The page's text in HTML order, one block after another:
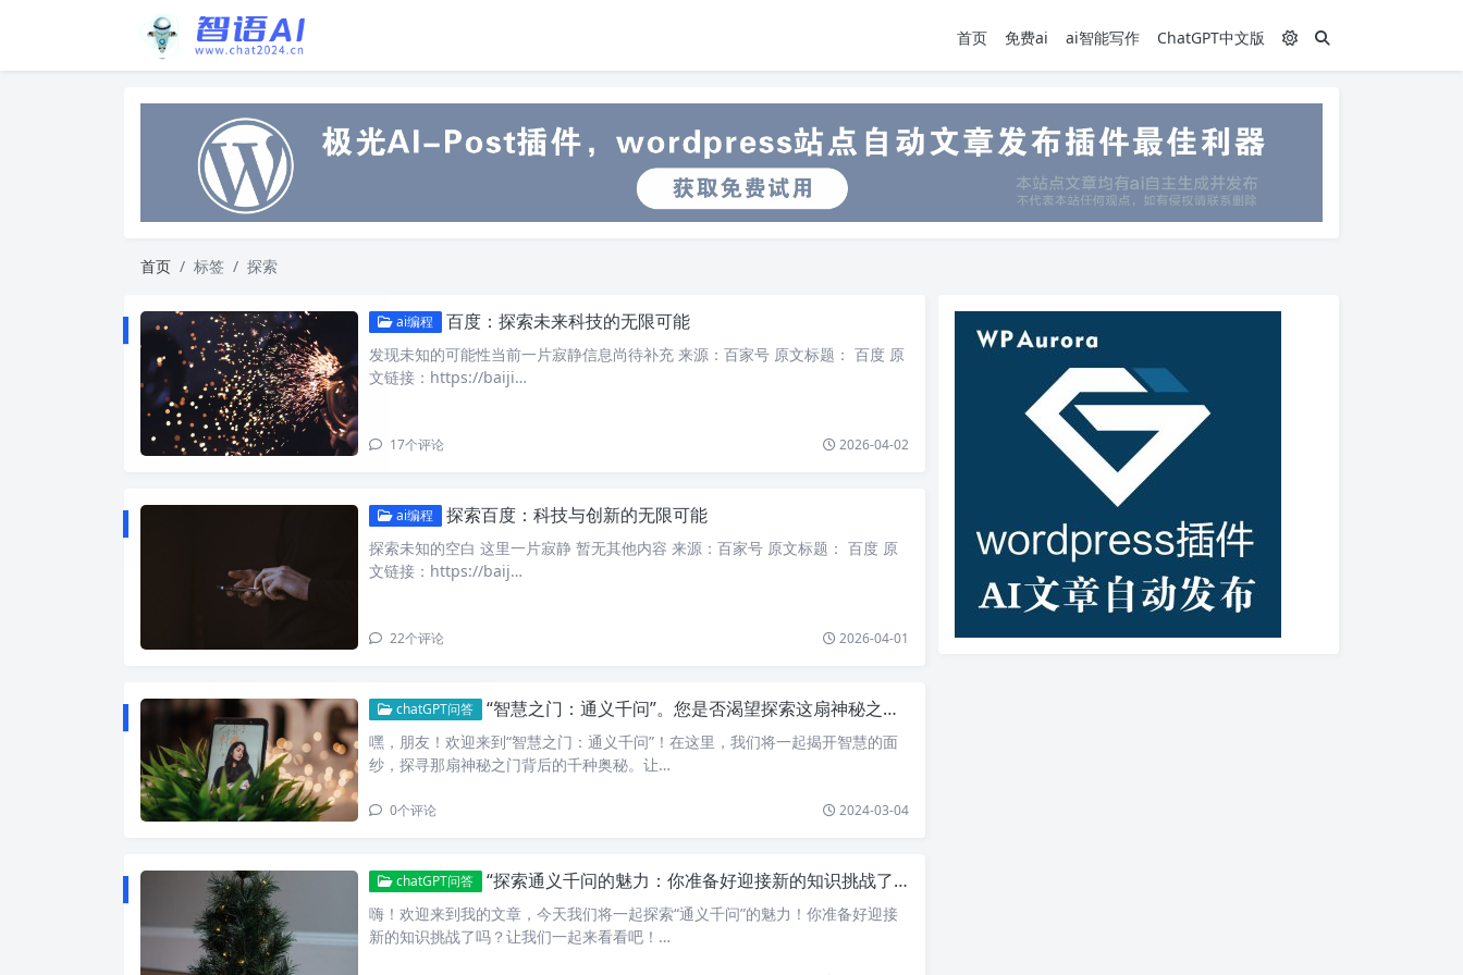
首页 免费ai ai智能写作 ChatGPT中文版
首页 标签 探索
ai编程 百度：探索未来科技的无限可能
发现未知的可能性当前一片寂静信息尚待补充 来源：百家号 原文标题： 百度 原
文链接：https://baiji…
17个评论 2026-04-02
ai编程 探索百度：科技与创新的无限可能
探索未知的空白 这里一片寂静 暂无其他内容 来源：百家号 原文标题： 百度 原
文链接：https://baij…
22个评论 2026-04-01
chatGPT问答 “智慧之门：通义千问”。您是否渴望探索这扇神秘之门背后的千种奇妙问题呢？
嘿，朋友！欢迎来到“智慧之门：通义千问”！在这里，我们将一起揭开智慧的面
纱，探寻那扇神秘之门背后的千种奥秘。让…
0个评论 2024-03-04
chatGPT问答 “探索通义千问的魅力：你准备好迎接新的知识挑战了吗？”
嗨！欢迎来到我的文章，今天我们将一起探索“通义千问”的魅力！你准备好迎接
新的知识挑战了吗？让我们一起来看看吧！…